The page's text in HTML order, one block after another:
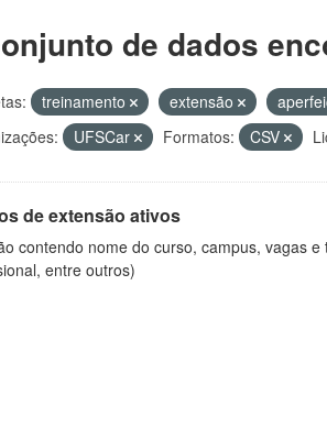
de dados
treinamento extensão
UFSCar Formatos: CSV
de extensão ativos
contendo nome do curso, campus, vagas
entre outros)